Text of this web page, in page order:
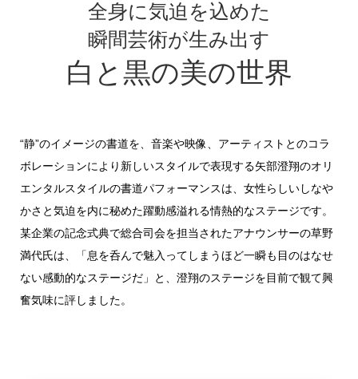
全身に気迫を込めた
瞬間芸術が生み出す
白と黒の美の世界
“静”のイメージの書道を、音楽や映像、アーティストとのコラ
ボレーションにより新しいスタイルで表現する矢部澄翔のオリ
エンタルスタイルの書道パフォーマンスは、女性らしいしなや
かさと気迫を内に秘めた躍動感溢れる情熱的なステージです。
某企業の記念式典で総合司会を担当されたアナウンサーの草野
満代氏は、「息を呑んで魅入ってしまうほど一瞬も目のはなせ
ない感動的なステージだ」と、澄翔のステージを目前で観て興
奮気味に評しました。